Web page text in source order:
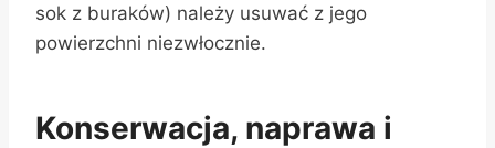
sok z buraków) należy usuwać z jego
powierzchni niezwłocznie.
Konserwacja, naprawa i